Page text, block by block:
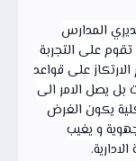
المدارس
تقوم على التجربة
على قواعد
يصل الامر الى
يكون الغرض
و يغيب